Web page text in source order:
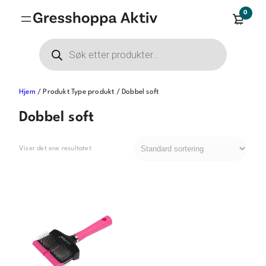
0
Products
search
Hjem / Produkt Type produkt / Dobbel soft
Dobbel soft
Viser det ene resultatet